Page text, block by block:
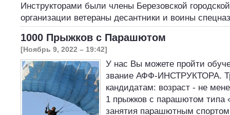
Инструкторами были члены Березовской
организации ветераны десантники и воины
1000 Прыжков с Парашютом
[Ноябрь 9, 2022 – 19:42]
У нас Вы можете пройти
звание АФФ-ИНСТРУКТОРА.
кандидатам: возраст - не
1 прыжков с парашютом типа
занятия парашютным